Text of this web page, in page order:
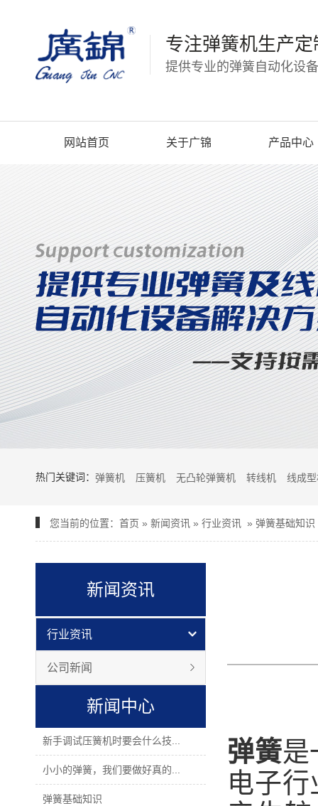
专注弹簧机生产定
提供专业的弹簧自动化设
网站首页 关于广锦 产品中心
热门关键词： 弹簧机 压簧机 无凸轮弹簧机 转线机 线成
您当前的位置： 首页 » 新闻资讯 » 行业资讯 » 弹簧基础知识
新闻资讯
行业资讯
公司新闻
新闻中心
新手调试压簧机时要会什么技...
小小的弹簧，我们要做好真的...
弹簧基础知识
弹簧是
电子